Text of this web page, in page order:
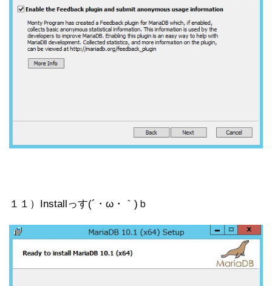
１１）Installっす(´・ω・｀)ｂ